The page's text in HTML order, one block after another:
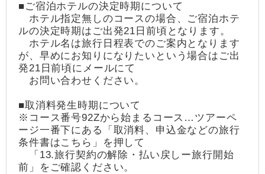
■ご宿泊ホテルの決定時期について
ホテル指定無しのコースの場合、ご宿泊ホテ
ルの決定時期はご出発21日前頃となります。
ホテル名は旅行日程表でのご案内となります
が、早めにお知りになりたいという場合はご出
発21日前頃にメールにて
お問い合わせください。
■取消料発生時期について
※コース番号92Zから始まるコース…ツアーペ
ージ一番下にある「取消料、申込金などの旅行
条件書はこちら」を押して
「13.旅行契約の解除・払い戻しー旅行開始
前」をご確認ください。